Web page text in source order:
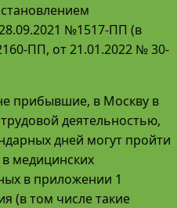
№1517-ПП (в
ПП, от 21.01.2022 № 30-
прибывшие, в Москву в
деятельностью,
дней могут пройти
медицинских
в приложении 1
(в том числе такие